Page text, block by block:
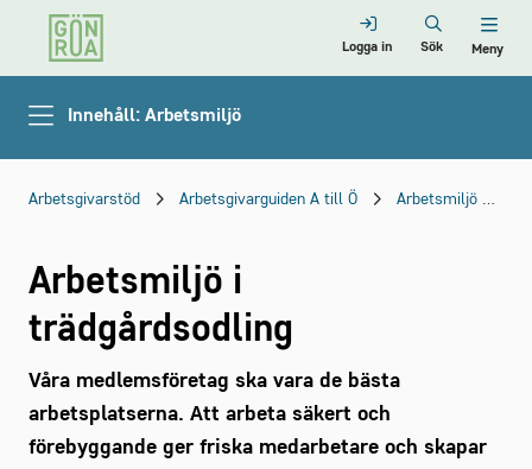
Logga in Sök Meny
Innehåll: Arbetsmiljö
Arbetsgivarstöd Arbetsgivarguiden A till Ö Arbetsmiljö
Arbetsmiljö i
trädgårdsodling
Våra medlemsföretag ska vara de bästa
arbetsplatserna. Att arbeta säkert och
förebyggande ger friska medarbetare och skapar